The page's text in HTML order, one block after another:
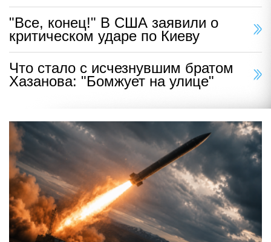
"Все, конец!" В США заявили о
критическом ударе по Киеву
Что стало с исчезнувшим братом
Хазанова: "Бомжует на улице"